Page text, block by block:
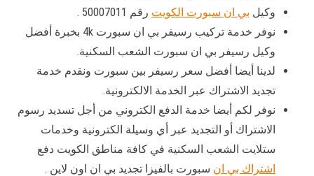
وكيل بي ان سبورت الكويت رقم 50007011 .
نوفر خدمة تركيب رسيفر بي ان سبورت 4k بخبرة أفضل
وكيل رسيفر بي ان سبورت الشعب السكنية.
لدينا أيضا أفضل سعر رسيفر بين سبورت ونقدم خدمة
تجديد الاشتراك عبر الخدمة الالكترونية.
نوفر لكم أيضا خدمة الدفع الكتروني من أجل تسديد رسوم
الاشتراك أو التجديد عبر أي وسيلة الكترونية وخدمات
ستلايت الشعب السكنية في كافة مناطق الكويت دفع
اشتراك بي ان سبورت بالفيزا تجديد بي ان اون لاين .